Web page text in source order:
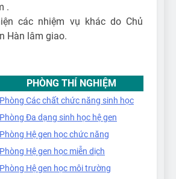
.
các nhiệm vụ khác do Chủ
Hàn lâm giao.
PHÒNG THÍ NGHIỆM
Phòng Các chất chức năng sinh học
Phòng Đa dạng sinh học hệ gen
Phòng Hệ gen học chức năng
Phòng Hệ gen học miễn dịch
Phòng Hệ gen học môi trường